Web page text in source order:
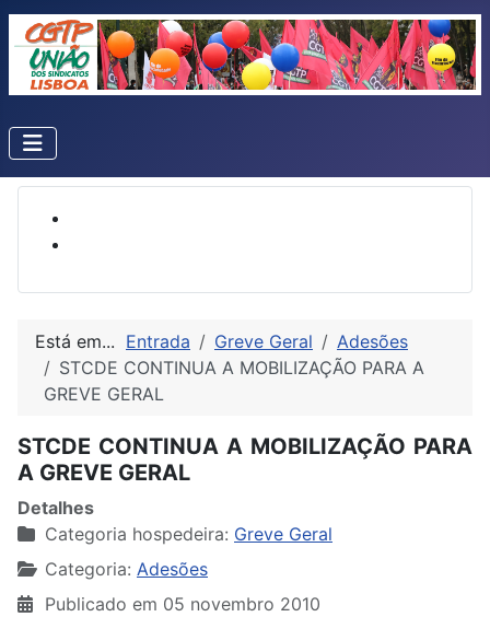
Está em... Entrada Greve Geral
Adesões
STCDE CONTINUA A MOBILIZAÇÃO PARA A
GREVE GERAL
STCDE CONTINUA A MOBILIZAÇÃO PARA
A GREVE GERAL
Detalhes
Categoria hospedeira: Greve Geral
Categoria: Adesões
Publicado em 05 novembro 2010